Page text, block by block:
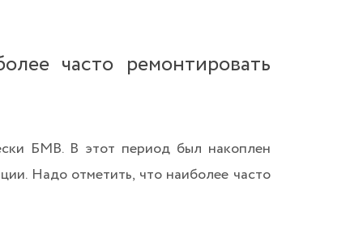
часто ремонтировать
БМВ. В этот период был накоплен
Надо отметить, что наиболее часто